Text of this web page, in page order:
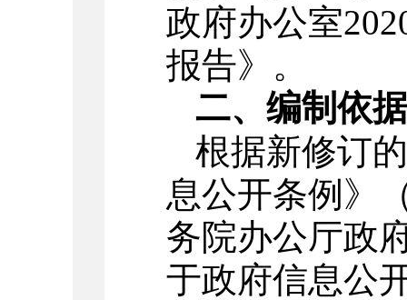
政府办公室
报告》。
二、编制依据
根据新修订
息公开条例》
务院办公厅政
于政府信息公